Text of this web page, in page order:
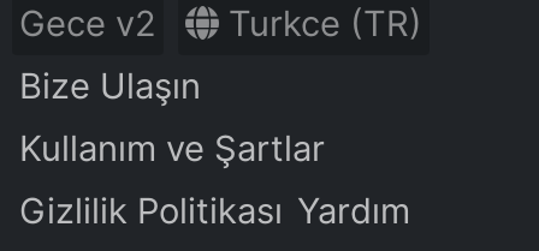
Gece v2
Turkce (TR)
Bize Ulaşın
Kullanım ve Şartlar
Gizlilik Politikası Yardım